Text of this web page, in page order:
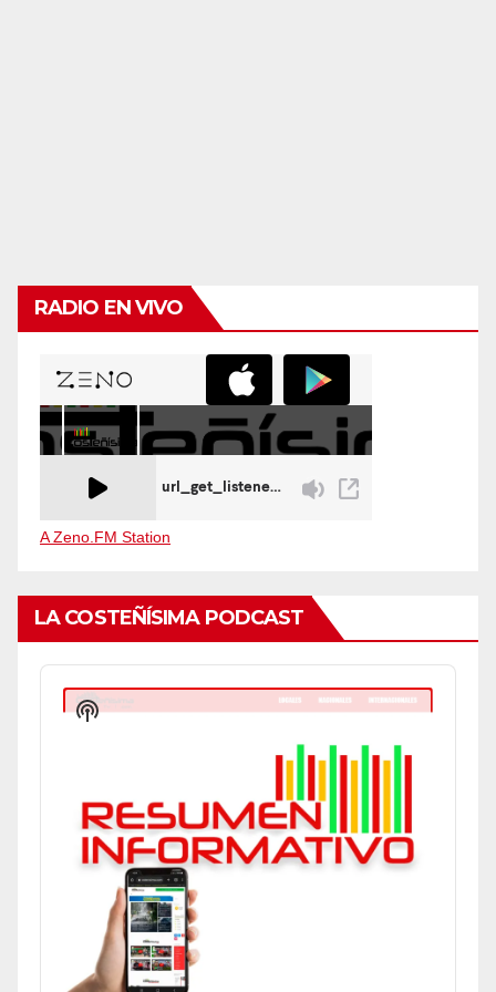
RADIO EN VIVO
A Zeno.FM Station
LA COSTEÑÍSIMA PODCAST
Audio
Player
Show